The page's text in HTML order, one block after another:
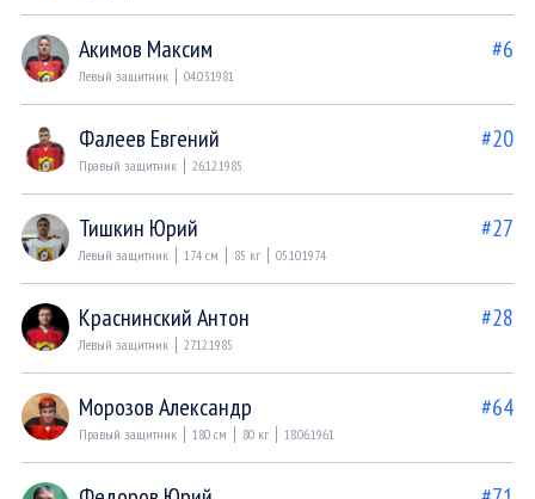
Акимов Максим #6
Левый защитник 04.03.1981
Фалеев Евгений #20
Правый защитник 26.12.1985
Тишкин Юрий #27
Левый защитник 174 см 85 кг 05.10.1974
Краснинский Антон #28
Левый защитник 27.12.1985
Морозов Александр #64
Правый защитник 180 см 80 кг 18.06.1961